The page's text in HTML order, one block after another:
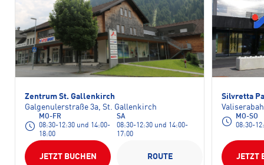
Zentrum St. Gallenkirch
Galgenulerstraße 3a, St. Gallenkirch
MO-FR
08:30-12:30 und 14:00-
18:00
SA
08:30-12:30 und 14:00-
17:00
JETZT BUCHEN ROUTE
Silvretta
MO-SO
08:30-
JETZT